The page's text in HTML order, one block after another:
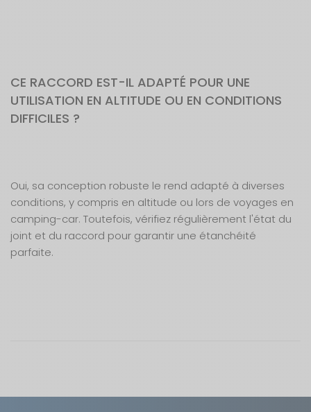
CE RACCORD EST-IL ADAPTÉ POUR UNE
UTILISATION EN ALTITUDE OU EN CONDITIONS
DIFFICILES ?
Oui, sa conception robuste le rend adapté à diverses
conditions, y compris en altitude ou lors de voyages en
camping-car. Toutefois, vérifiez régulièrement l'état du
joint et du raccord pour garantir une étanchéité
parfaite.